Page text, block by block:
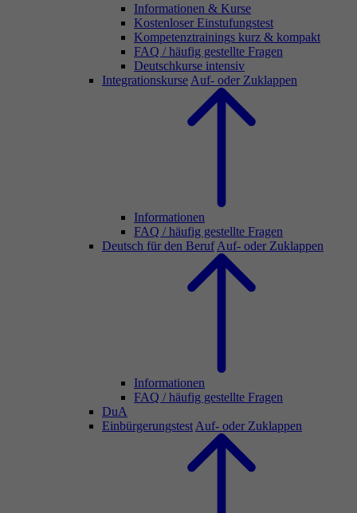
Informationen & Kurse
Kostenloser Einstufungstest
Kompetenztrainings kurz & kompakt
FAQ / häufig gestellte Fragen
Deutschkurse intensiv
Integrationskurse Auf- oder Zuklappen
Informationen
FAQ / häufig gestellte Fragen
Deutsch für den Beruf Auf- oder Zuklappen
Informationen
FAQ / häufig gestellte Fragen
DuA
Einbürgerungstest Auf- oder Zuklappen